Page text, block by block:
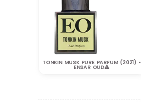
TONKIN MUSK PURE PARFUM (2021) •
ENSAR OUD🔺